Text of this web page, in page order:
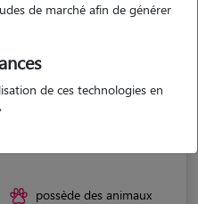
possède des animaux
de marché afin de générer
de ces technologies en